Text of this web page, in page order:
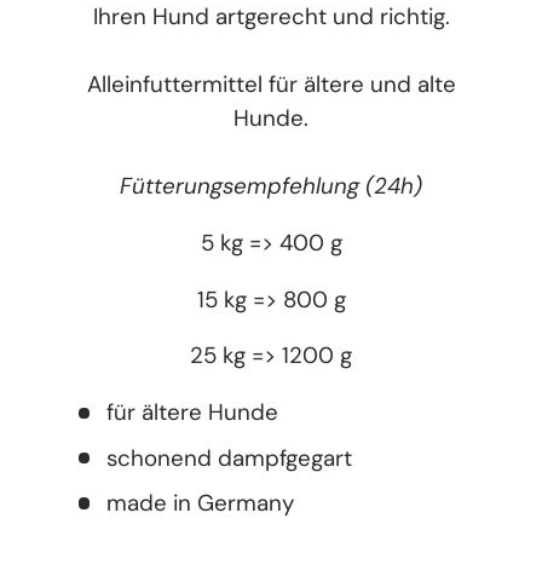
Ihren Hund artgerecht und richtig.
Alleinfuttermittel für ältere und alte
Hunde.
Fütterungsempfehlung (24h)
5 kg => 400 g
15 kg => 800 g
25 kg => 1200 g
für ältere Hunde
schonend dampfgegart
made in Germany